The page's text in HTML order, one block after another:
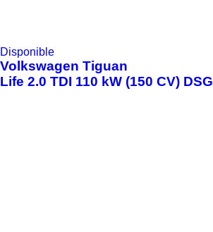
Disponible
Volkswagen Tiguan
Life 2.0 TDI 110 kW (150 CV) DSG